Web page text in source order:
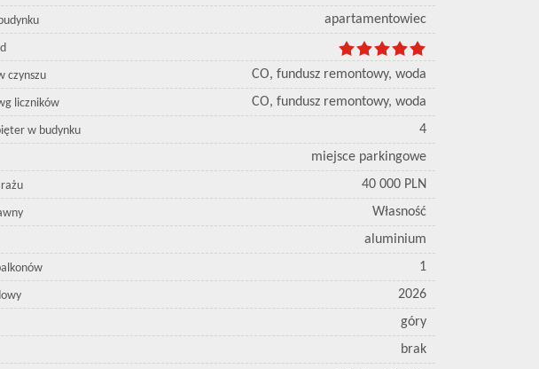
apartamentowiec
czynszu CO, fundusz remontowy, woda
liczników CO, fundusz remontowy, woda
w budynku 4
miejsce parkingowe
40 000 PLN
Własność
aluminium
1
2026
góry
brak